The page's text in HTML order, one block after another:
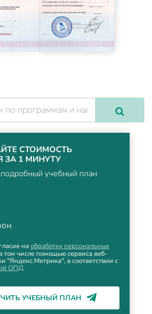
СТОИМОСТЬ
ЗА 1 МИНУТУ
учебный план
на обработку персональных
том числе помощью сервиса веб-
"Яндекс.Метрика", в соответствии с
ОПД
УЧЕБНЫЙ ПЛАН